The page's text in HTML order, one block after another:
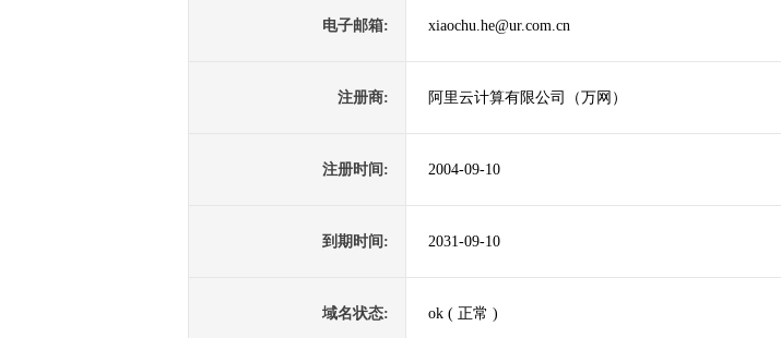
电子邮箱: xiaochu.he@ur.com.cn
注册商: 阿里云计算有限公司（万网）
注册时间: 2004-09-10
到期时间: 2031-09-10
域名状态: ok ( 正常 )